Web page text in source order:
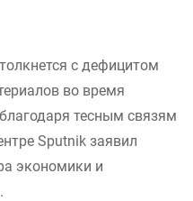
с дефицитом
во время
тесным связям
Sputnik заявил
экономики и